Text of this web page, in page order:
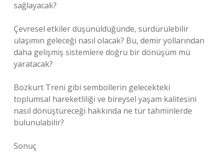
sağlayacak?
Çevresel etkiler düşünüldüğünde, sürdürülebilir
ulaşımın geleceği nasıl olacak? Bu, demir yollarından
daha gelişmiş sistemlere doğru bir dönüşüm mü
yaratacak?
Bozkurt Treni gibi sembollerin gelecekteki
toplumsal hareketliliği ve bireysel yaşam kalitesini
nasıl dönüştüreceği hakkında ne tür tahminlerde
bulunulabilir?
Sonuç